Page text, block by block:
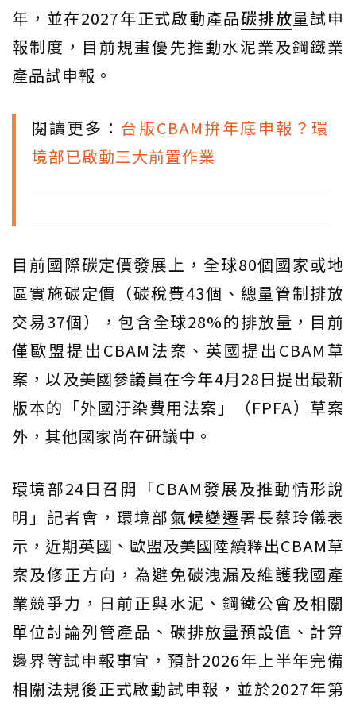
年，並在2027年正式啟動產品碳排放量試申
報制度，目前規畫優先推動水泥業及鋼鐵業
產品試申報。
閱讀更多： 台版CBAM拚年底申報？環
境部已啟動三大前置作業
目前國際碳定價發展上，全球80個國家或地
區實施碳定價（碳稅費43個、總量管制排放
交易37個），包含全球28%的排放量，目前
僅歐盟提出CBAM法案、英國提出CBAM草
案，以及美國參議員在今年4月28日提出最新
版本的「外國汙染費用法案」（FPFA）草案
外，其他國家尚在研議中。
環境部24日召開「CBAM發展及推動情形說
明」記者會，環境部氣候變遷署長蔡玲儀表
示，近期英國、歐盟及美國陸續釋出CBAM草
案及修正方向，為避免碳洩漏及維護我國產
業競爭力，日前正與水泥、鋼鐵公會及相關
單位討論列管產品、碳排放量預設值、計算
邊界等試申報事宜，預計2026年上半年完備
相關法規後正式啟動試申報，並於2027年第